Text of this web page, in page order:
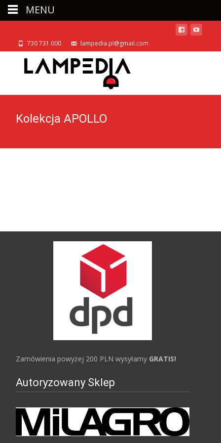
730 731 000 lampedia.pl@gmail.com
Kolekcja APOLLO
Zamówienia powyżej 200 PLN wysyłamy GRATIS!
Autoryzowany Sklep
MENU